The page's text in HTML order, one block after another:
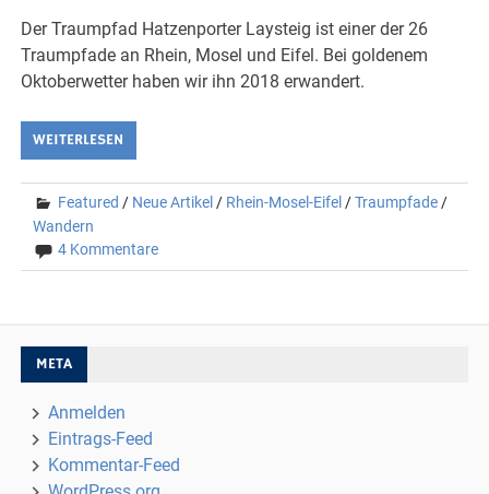
Der Traumpfad Hatzenporter Laysteig ist einer der 26
Traumpfade an Rhein, Mosel und Eifel. Bei goldenem
Oktoberwetter haben wir ihn 2018 erwandert.
WEITERLESEN
Featured / Neue Artikel / Rhein-Mosel-Eifel /Traumpfade /
Wandern
4 Kommentare
META
Anmelden
Eintrags-Feed
Kommentar-Feed